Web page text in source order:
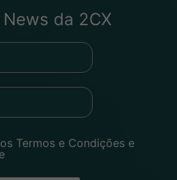
da 2CX
Termos e Condições e